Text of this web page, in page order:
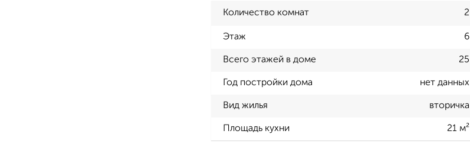
Количество комнат 2
Этаж 6
Всего этажей в доме 25
Год постройки дома нет данных
Вид жилья вторичка
Площадь кухни 21 м²